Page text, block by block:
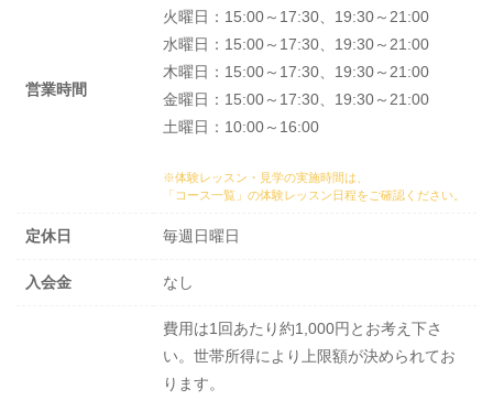
営業時間
火曜日：15:00～17:30、19:30～21:00
水曜日：15:00～17:30、19:30～21:00
木曜日：15:00～17:30、19:30～21:00
金曜日：15:00～17:30、19:30～21:00
土曜日：10:00～16:00
※体験レッスン・見学の実施時間は、
「コース一覧」の体験レッスン日程をご確認ください。
定休日 毎週日曜日
入会金 なし
費用は1回あたり約1,000円とお考え下さ
い。世帯所得により上限額が決められてお
ります。